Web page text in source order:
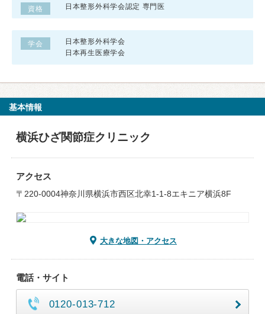
資格 日本整形外科学会認定 専門医
学会
日本整形外科学会
日本再生医療学会
基本情報
横浜ひざ関節症クリニック
アクセス
〒220-0004神奈川県横浜市西区北幸1-1-8エキニア横浜8F
大きな地図・アクセス
電話・サイト
0120-013-712